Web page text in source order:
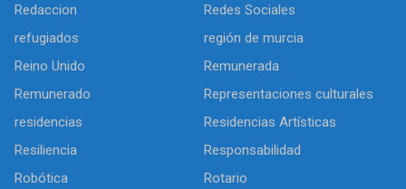
Redaccion
Redes Sociales
refugiados
región de murcia
Reino Unido
Remunerada
Remunerado
Representaciones culturales
residencias
Residencias Artísticas
Resiliencia
Responsabilidad
Robótica
Rotario